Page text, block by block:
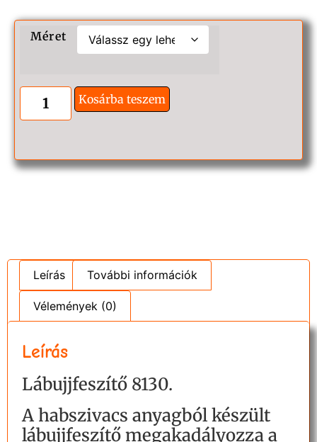
Méret
Kosárba teszem
Leírás További információk
Vélemények (0)
Leírás
Lábujjfeszítő 8130.
A habszivacs anyagból készült
lábujjfeszítő megakadályozza a